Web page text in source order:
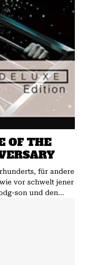
OF THE
für andere
son und den...